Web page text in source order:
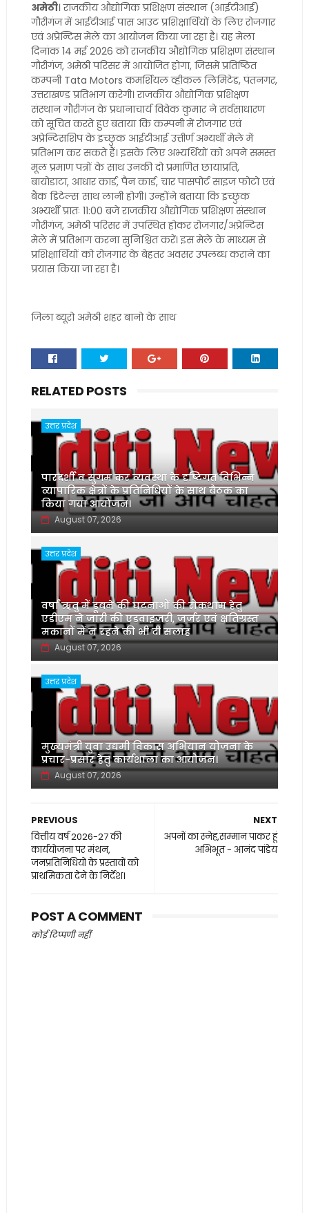
अमेठी। राजकीय औद्योगिक प्रशिक्षण संस्थान (आईटीआई)
गौरीगंज में आईटीआई पास आउट प्रशिक्षार्थियों के लिए रोजगार
एवं अप्रेन्टिस मेले का आयोजन किया जा रहा है। यह मेला
दिनांक 14 मई 2026 को राजकीय औद्योगिक प्रशिक्षण संस्थान
गौरीगंज, अमेठी परिसर में आयोजित होगा, जिसमें प्रतिष्ठित
कम्पनी Tata Motors कमर्शियल व्हीकल लिमिटेड, पंतनगर,
उत्तराखण्ड प्रतिभाग करेगी। राजकीय औद्योगिक प्रशिक्षण
संस्थान गौरीगंज के प्रधानाचार्य विवेक कुमार ने सर्वसाधारण
को सूचित करते हुए बताया कि कम्पनी में रोजगार एवं
अप्रेन्टिसशिप के इच्छुक आईटीआई उत्तीर्ण अभ्यर्थी मेले में
प्रतिभाग कर सकते हैं। इसके लिए अभ्यर्थियों को अपने समस्त
मूल प्रमाण पत्रों के साथ उनकी दो प्रमाणित छायाप्रति,
बायोडाटा, आधार कार्ड, पैन कार्ड, चार पासपोर्ट साइज फोटो एवं
बैंक डिटेल्स साथ लानी होगी। उन्होंने बताया कि इच्छुक
अभ्यर्थी प्रातः 11:00 बजे राजकीय औद्योगिक प्रशिक्षण संस्थान
गौरीगंज, अमेठी परिसर में उपस्थित होकर रोजगार/अप्रेन्टिस
मेले में प्रतिभाग करना सुनिश्चित करें। इस मेले के माध्यम से
प्रशिक्षार्थियों को रोजगार के बेहतर अवसर उपलब्ध कराने का
प्रयास किया जा रहा है।
जिला ब्यूरो अमेठी शहर बानो के साथ
RELATED POSTS
उत्तर प्रदेश
पारदर्शी व सुगम कर व्यवस्था के दृष्टिगत विभिन्न
व्यापारिक क्षेत्रों के प्रतिनिधियों के साथ बैठक का
किया गया आयोजन।
August 07, 2026
उत्तर प्रदेश
वर्षा ऋतु में डूबने की घटनाओं की रोकथाम हेतु
एडीएम ने जारी की एडवाइजरी, जर्जर एवं क्षतिग्रस्त
मकानों में न रहने की भी दी सलाह
August 07, 2026
उत्तर प्रदेश
मुख्यमंत्री युवा उद्यमी विकास अभियान योजना के
प्रचार-प्रसार हेतु कार्यशाला का आयोजन।
August 07, 2026
NEXT
अपनों का स्नेह,सम्मान पाकर हूं
अभिभूत - आनंद पांडेय
PREVIOUS
वित्तीय वर्ष 2026-27 की
कार्ययोजना पर मंथन,
जनप्रतिनिधियों के प्रस्तावों को
प्राथमिकता देने के निर्देश।
POST A COMMENT
कोई टिप्पणी नहीं